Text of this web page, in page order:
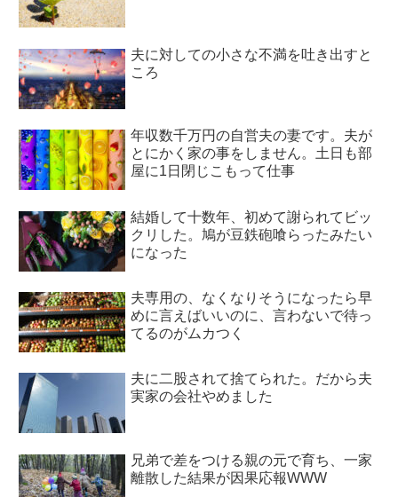
夫に対しての小さな不満を吐き出すと
ころ
年収数千万円の自営夫の妻です。夫が
とにかく家の事をしません。土日も部
屋に1日閉じこもって仕事
結婚して十数年、初めて謝られてビッ
クリした。鳩が豆鉄砲喰らったみたい
になった
夫専用の、なくなりそうになったら早
めに言えばいいのに、言わないで待っ
てるのがムカつく
夫に二股されて捨てられた。だから夫
実家の会社やめました
兄弟で差をつける親の元で育ち、一家
離散した結果が因果応報WWW